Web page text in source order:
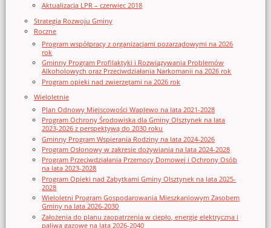
Aktualizacja LPR – czerwiec 2018
Strategia Rozwoju Gminy
Roczne
Program współpracy z organizacjami pozarządowymi na 2026
rok
Gminny Program Profilaktyki i Rozwiązywania Problemów
Alkoholowych oraz Przeciwdziałania Narkomanii na 2026 rok
Program opieki nad zwierzętami na 2026 rok
Wieloletnie
Plan Odnowy Miejscowości Waplewo na lata 2021-2028
Program Ochrony Środowiska dla Gminy Olsztynek na lata
2023-2026 z perspektywą do 2030 roku
Gminny Program Wspierania Rodziny na lata 2024-2026
Program Osłonowy w zakresie dożywiania na lata 2024-2028
Program Przeciwdziałania Przemocy Domowej i Ochrony Osób
na lata 2023-2028
Program Opieki nad Zabytkami Gminy Olsztynek na lata 2025-
2028
Wieloletni Program Gospodarowania Mieszkaniowym Zasobem
Gminy na lata 2026-2030
Założenia do planu zaopatrzenia w ciepło, energię elektryczna i
paliwa gazowe na lata 2026-2040